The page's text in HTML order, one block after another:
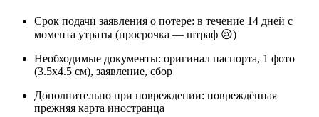
Срок подачи заявления о потере: в течение 14 дней с
момента утраты (просрочка — штраф 😢)
Необходимые документы: оригинал паспорта, 1 фото
(3.5x4.5 см), заявление, сбор
Дополнительно при повреждении: повреждённая
прежняя карта иностранца